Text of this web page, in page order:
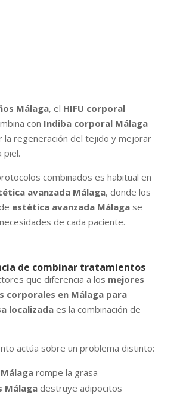
Málaga, el HIFU corporal
con Indiba corporal Málaga
la regeneración del tejido y mejorar
piel.
combinados es habitual en
avanzada Málaga, donde los
estética avanzada Málagase
de cada paciente.
de combinar tratamientos
que diferencia a los mejores
corporales en Málaga para
localizadaes la combinación de
actúa sobre un problema distinto:
rompe la grasa
Málagadestruye adipocitos